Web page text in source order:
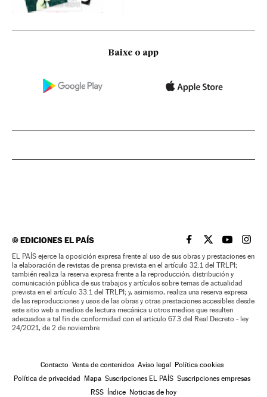
Baixe o app
©EDICIONES EL PAÍS EL PAÍS BRASIL EN
EL PAÍSEL PAÍS
EL
EL PAÍS ejerce la oposición expresa frente al uso de sus obras y prestaciones en
la elaboración de revistas de prensa prevista en el artículo 32.1 del TRLPI;
también realiza la reserva expresa frente a la reproducción, distribución y
comunicación pública de sus trabajos y artículos sobre temas de actualidad
prevista en el artículo 33.1 del TRLPI; y, asimismo, realiza una reserva expresa
de las reproducciones y usos de las obras y otras prestaciones accesibles desde
este sitio web a medios de lectura mecánica u otros medios que resulten
adecuados a tal fin de conformidad con el artículo 67.3 del Real Decreto - ley
24/2021, de 2 de noviembre
Contacto Venta de contenidos Aviso legal Política cookies
Política de privacidad Mapa Suscripciones EL PAÍS Suscripciones empresas
RSS Índice Noticias de hoy